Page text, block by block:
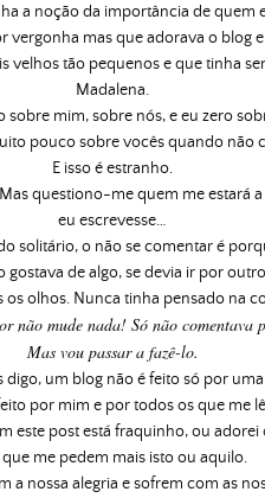
a noção da importância de quem
mas que adorava o blog
tão pequenos e que tinha
Madalena.
sobre mim, sobre nós, e eu zero
pouco sobre vocês quando não
E isso é estranho.
questiono-me quem me estará
eu escrevesse…
solitário, o não se comentar é
gostava de algo, se devia ir por
os olhos. Nunca tinha pensado na
não mude nada! Só não comentava
Mas vou passar a fazê-lo.
digo, um blog não é feito só por
por mim e por todos os que me
este post está fraquinho, ou adorei
me pedem mais isto ou aquilo.
a nossa alegria e sofrem com as